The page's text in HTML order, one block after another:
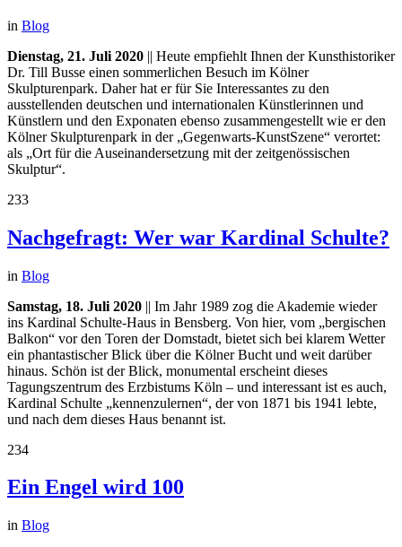
in Blog
Dienstag, 21. Juli 2020 || Heute empfiehlt Ihnen der Kunsthistoriker
Dr. Till Busse einen sommerlichen Besuch im Kölner
Skulpturenpark. Daher hat er für Sie Interessantes zu den
ausstellenden deutschen und internationalen Künstlerinnen und
Künstlern und den Exponaten ebenso zusammengestellt wie er den
Kölner Skulpturenpark in der „Gegenwarts-KunstSzene“ verortet:
als „Ort für die Auseinandersetzung mit der zeitgenössischen
Skulptur“.
233
Nachgefragt: Wer war Kardinal Schulte?
in Blog
Samstag, 18. Juli 2020 || Im Jahr 1989 zog die Akademie wieder
ins Kardinal Schulte-Haus in Bensberg. Von hier, vom „bergischen
Balkon“ vor den Toren der Domstadt, bietet sich bei klarem Wetter
ein phantastischer Blick über die Kölner Bucht und weit darüber
hinaus. Schön ist der Blick, monumental erscheint dieses
Tagungszentrum des Erzbistums Köln – und interessant ist es auch,
Kardinal Schulte „kennenzulernen“, der von 1871 bis 1941 lebte,
und nach dem dieses Haus benannt ist.
234
Ein Engel wird 100
in Blog